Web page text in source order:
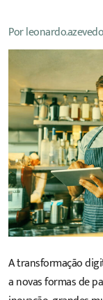
Porleonardo.azevedo
A transformação
a novas formas de